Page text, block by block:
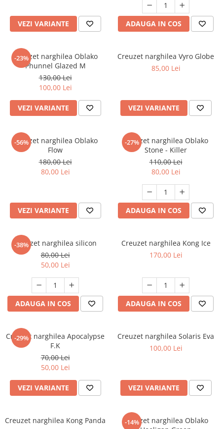
VEZI VARIANTE ADAUGA IN COS
-23%
Creuzet narghilea Oblako
Phunnel Glazed M
130,00 Lei
100,00 Lei
VEZI VARIANTE
Creuzet narghilea Vyro Globe
85,00 Lei
VEZI VARIANTE
-56%
Creuzet narghilea Oblako
Flow
180,00 Lei
80,00 Lei
VEZI VARIANTE
-27%
Creuzet narghilea Oblako
Stone - Killer
110,00 Lei
80,00 Lei
ADAUGA IN COS
-38%
Creuzet narghilea silicon
80,00 Lei
50,00 Lei
ADAUGA IN COS
Creuzet narghilea Kong Ice
170,00 Lei
ADAUGA IN COS
-29%
Creuzet narghilea Apocalypse
F.K
70,00 Lei
50,00 Lei
VEZI VARIANTE
Creuzet narghilea Solaris Eva
100,00 Lei
VEZI VARIANTE
Creuzet narghilea Kong Panda
-14%
Creuzet narghilea Oblako